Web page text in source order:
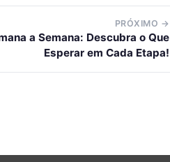
PRÓXIMO →
a Semana: Descubra o Que
Esperar em Cada Etapa!